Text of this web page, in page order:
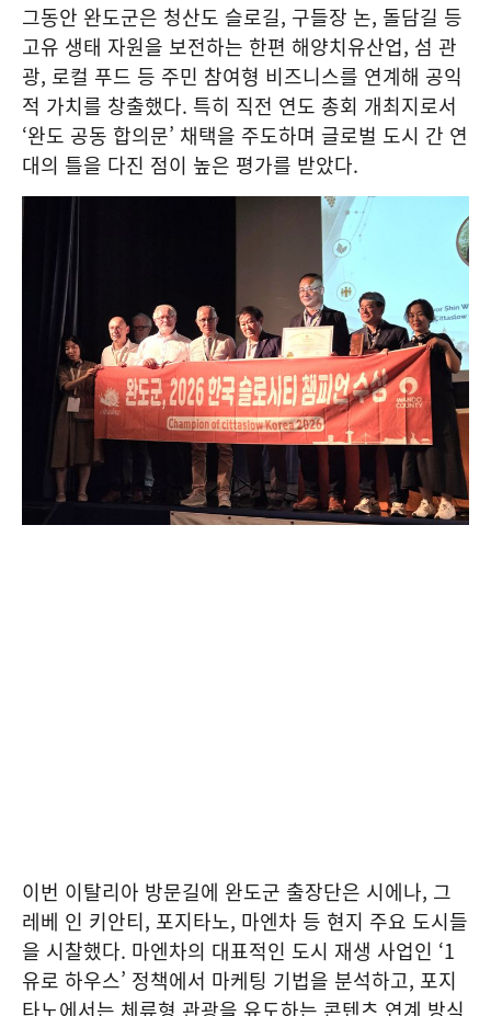
그동안 완도군은 청산도 슬로길, 구들장 논, 돌담길 등
고유 생태 자원을 보전하는 한편 해양치유산업, 섬 관
광, 로컬 푸드 등 주민 참여형 비즈니스를 연계해 공익
적 가치를 창출했다. 특히 직전 연도 총회 개최지로서
‘완도 공동 합의문’ 채택을 주도하며 글로벌 도시 간 연
대의 틀을 다진 점이 높은 평가를 받았다.
이번 이탈리아 방문길에 완도군 출장단은 시에나, 그
레베 인 키안티, 포지타노, 마엔차 등 현지 주요 도시들
을 시찰했다. 마엔차의 대표적인 도시 재생 사업인 ‘1
유로 하우스’ 정책에서 마케팅 기법을 분석하고, 포지